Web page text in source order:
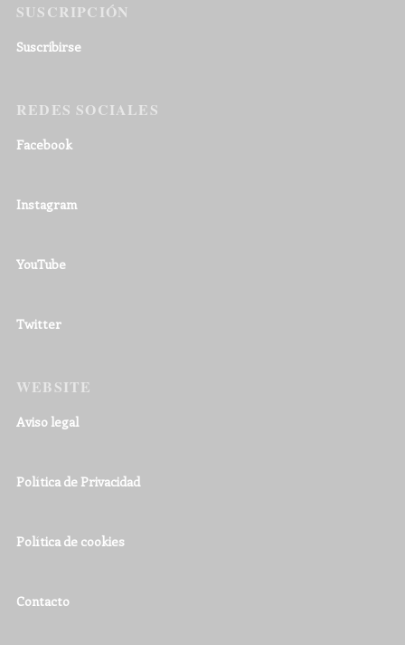
SUSCRIPCIÓN
Suscribirse
REDES SOCIALES
Facebook
Instagram
YouTube
Twitter
WEBSITE
Aviso legal
Política de Privacidad
Política de cookies
Contacto